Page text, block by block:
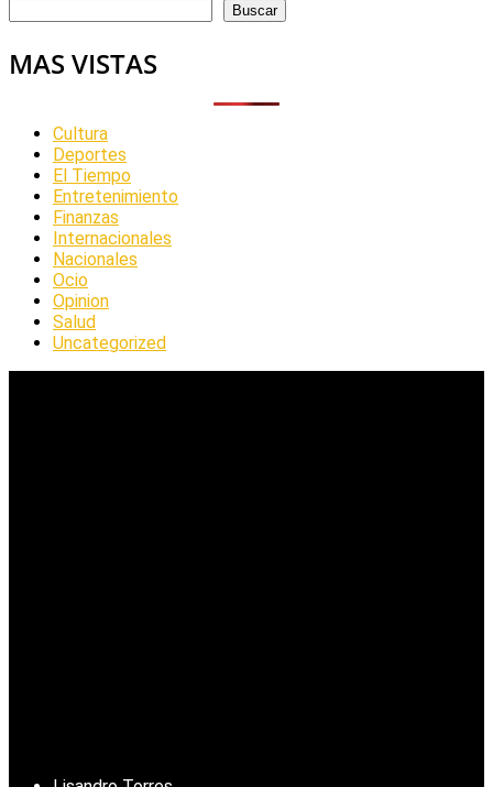
Buscar
MAS VISTAS
Cultura
Deportes
El Tiempo
Entretenimiento
Finanzas
Internacionales
Nacionales
Ocio
Opinion
Salud
Uncategorized